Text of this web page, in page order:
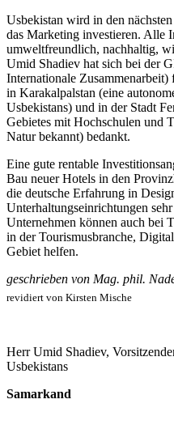
Usbekistan wird in den
das Marketing investieren. Alle
umweltfreundlich, nachhaltig,
Umid Shadiev hat sich bei der
Internationale
in Karakalpalstan (eine
Usbekistans) und in der Stadt
Gebietes mit Hochschulen und
Natur bekannt) bedankt.
Eine gute rentable
Bau neuer Hotels in den
die deutsche Erfahrung in
Unterhaltungseinrichtungen
Unternehmen können auch bei
in der Tourismusbranche,
Gebiet helfen.
geschrieben von Mag. phil.
revidiert von Kirsten Mische
Herr Umid Shadiev,
Usbekistans
Samarkand